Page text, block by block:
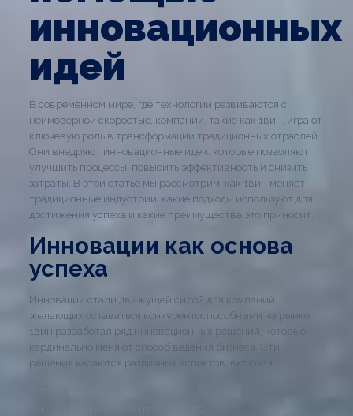
инновационных
идей
В современном мире, где технологии развиваются с
неимоверной скоростью, компании, такие как 1вин, играют
ключевую роль в трансформации традиционных отраслей.
Они внедряют инновационные идеи, которые позволяют
улучшить процессы, повысить эффективность и снизить
затраты. В этой статье мы рассмотрим, как 1вин меняет
традиционные индустрии, какие подходы используют для
достижения успеха и какие преимущества это приносит.
Инновации как основа
успеха
Инновации стали движущей силой для компаний,
желающих оставаться конкурентоспособными на рынке.
1вин разработал ряд инновационных решений, которые
кардинально меняют способ ведения бизнеса. Эти
решения касаются различных аспектов, включая: